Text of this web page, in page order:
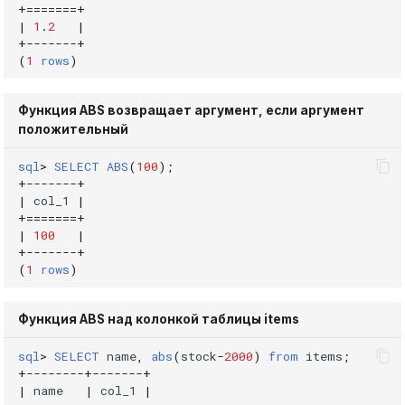
Использование журнала
аудита
Рекомендации по
сайзингу
Настройка Systemd
Устранение неполадок
DROP INDEX
DROP PLUGIN
DROP PROCEDURE
DROP TABLE
DROP USER
GRANT
INSERT
+=======+
|
1 . 2
|
+-------+
(1 rows)
Функция ABS возвращает аргумент, если аргумент
положительный
sql > SELECT ABS(100);
+-------+
|
col_1
|
+=======+
|
100
|
+-------+
(1 rows)
Функция ABS над колонкой таблицы items
sql > SELECT name abs(stock-2000) from items ;
+--------+-------+
|
name | col_1
|